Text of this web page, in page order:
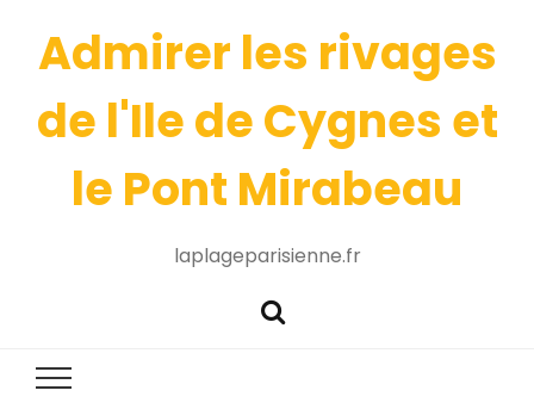
Admirer les rivages
de l'Ile de Cygnes et
le Pont Mirabeau
laplageparisienne.fr